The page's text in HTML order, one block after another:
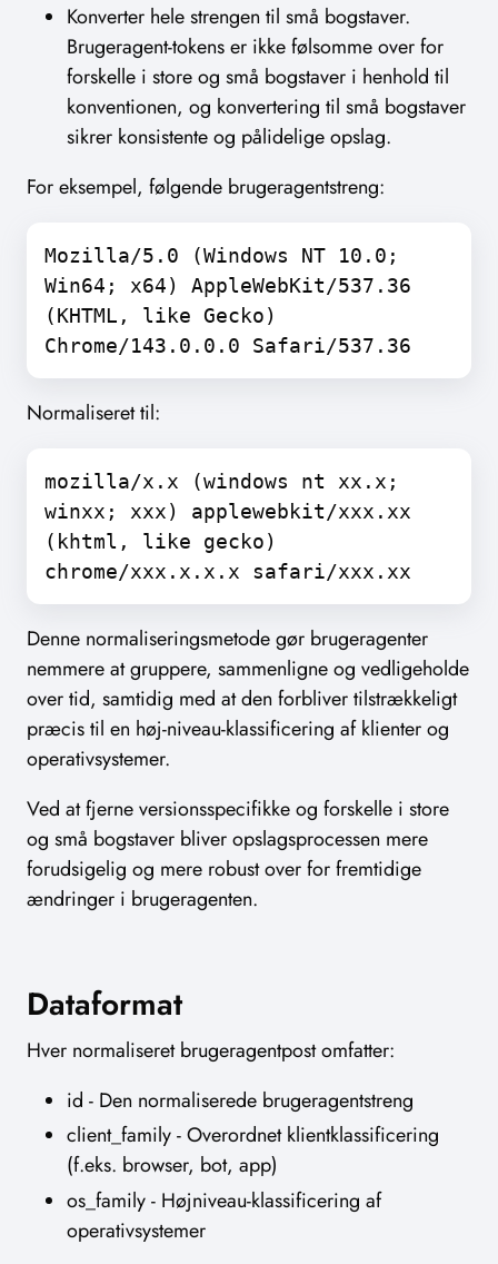
Konverter hele strengen til små bogstaver.
Brugeragent-tokens er ikke følsomme over for
forskelle i store og små bogstaver i henhold til
konventionen, og konvertering til små bogstaver
sikrer konsistente og pålidelige opslag.
For eksempel, følgende brugeragentstreng:
Mozilla/5.0 (Windows NT 10.0;
Win64; x64) AppleWebKit/537.36
(KHTML, like Gecko)
Chrome/143.0.0.0 Safari/537.36
Normaliseret til:
mozilla/x.x (windows nt xx.x;
winxx; xxx) applewebkit/xxx.xx
(khtml, like gecko)
chrome/xxx.x.x.x safari/xxx.xx
Denne normaliseringsmetode gør brugeragenter
nemmere at gruppere, sammenligne og vedligeholde
over tid, samtidig med at den forbliver tilstrækkeligt
præcis til en høj-niveau-klassificering af klienter og
operativsystemer.
Ved at fjerne versionsspecifikke og forskelle i store
og små bogstaver bliver opslagsprocessen mere
forudsigelig og mere robust over for fremtidige
ændringer i brugeragenten.
Dataformat
Hver normaliseret brugeragentpost omfatter:
id - Den normaliserede brugeragentstreng
client_family - Overordnet klientklassificering
(f.eks. browser, bot, app)
os_family - Højniveau-klassificering af
operativsystemer